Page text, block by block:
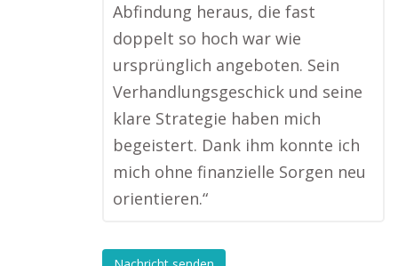
Abfindung heraus, die fast
doppelt so hoch war wie
ursprünglich angeboten. Sein
Verhandlungsgeschick und seine
klare Strategie haben mich
begeistert. Dank ihm konnte ich
mich ohne finanzielle Sorgen neu
orientieren.“